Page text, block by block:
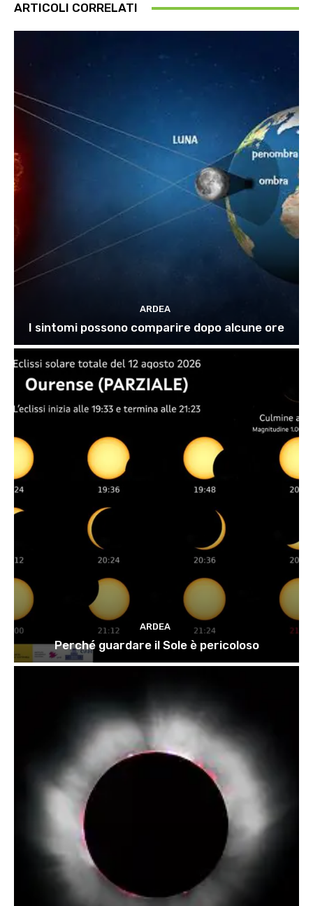
ARTICOLI CORRELATI
ARDEA
I sintomi possono comparire dopo alcune ore
ARDEA
Perché guardare il Sole è pericoloso